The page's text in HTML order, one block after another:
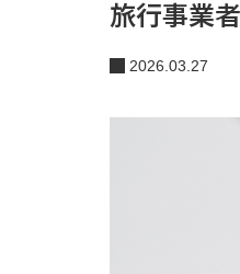
旅行事業
2026.03.27